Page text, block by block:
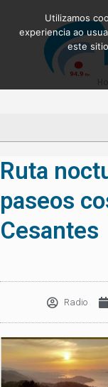
Ruta
paseos
Cesantes
Radio
Utilizamos
experiencia ao
este